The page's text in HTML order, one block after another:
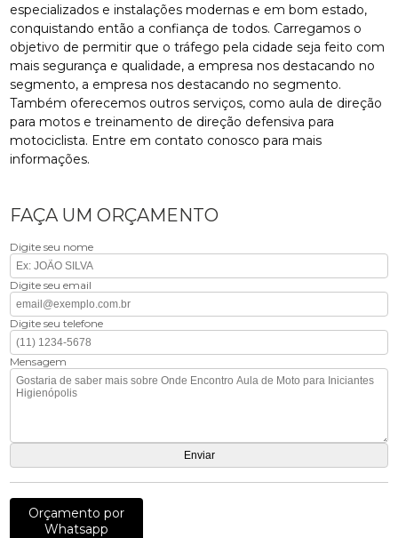
especializados e instalações modernas e em bom estado,
conquistando então a confiança de todos. Carregamos o
objetivo de permitir que o tráfego pela cidade seja feito com
mais segurança e qualidade, a empresa nos destacando no
segmento, a empresa nos destacando no segmento.
Também oferecemos outros serviços, como aula de direção
para motos e treinamento de direção defensiva para
motociclista. Entre em contato conosco para mais
informações.
FAÇA UM ORÇAMENTO
Digite seu nome
Digite seu email
Digite seu telefone
Mensagem
Orçamento por
Whatsapp